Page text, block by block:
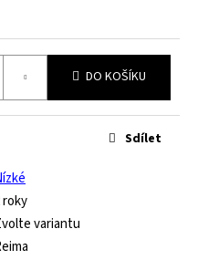
DO KOŠÍKU
roky
variantu
Sdílet